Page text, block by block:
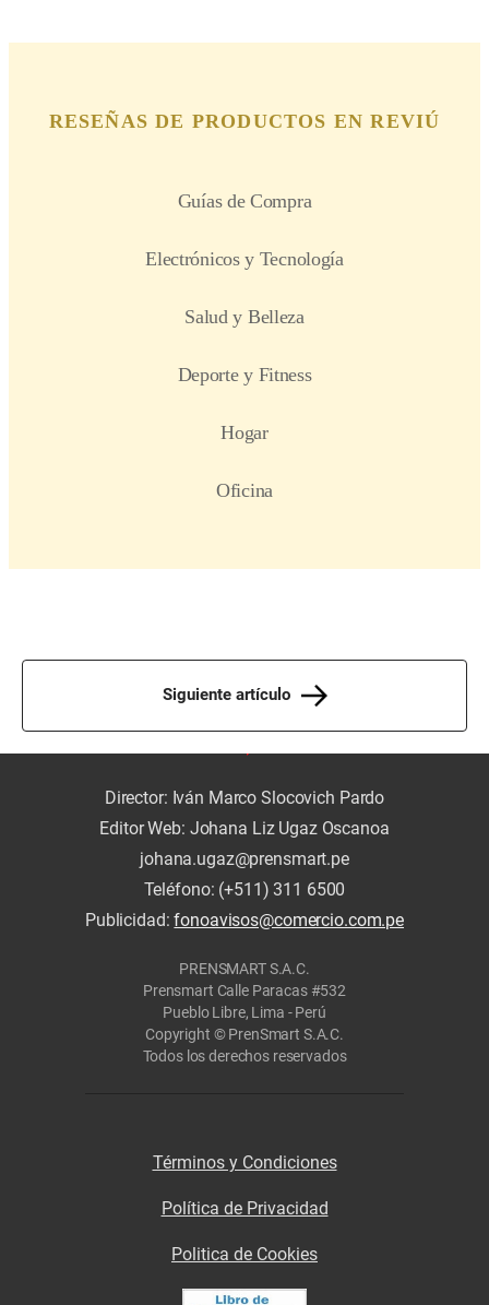
Siguiente artículo
Director: Iván Marco Slocovich Pardo
Editor Web: Johana Liz Ugaz Oscanoa
johana.ugaz@prensmart.pe
Teléfono: (+511) 311 6500
Publicidad:fonoavisos@comercio.com.pe
PRENSMART S.A.C.
Prensmart Calle Paracas #532
Pueblo Libre, Lima - Perú
Copyright © PrenSmart S.A.C.
Todos los derechos reservados
Términos y Condiciones
Política de Privacidad
Politica de Cookies